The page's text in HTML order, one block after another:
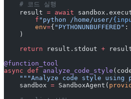
    # 코드 실행
    result
= await
        f
"python /home/user/
        env
={ "PYTHONUNBUFFERED" :
    )
    return
result.stdout +
@function_tool
async def analyze_code_style
"""Analyze code style using
    sandbox
= SandboxAgent(